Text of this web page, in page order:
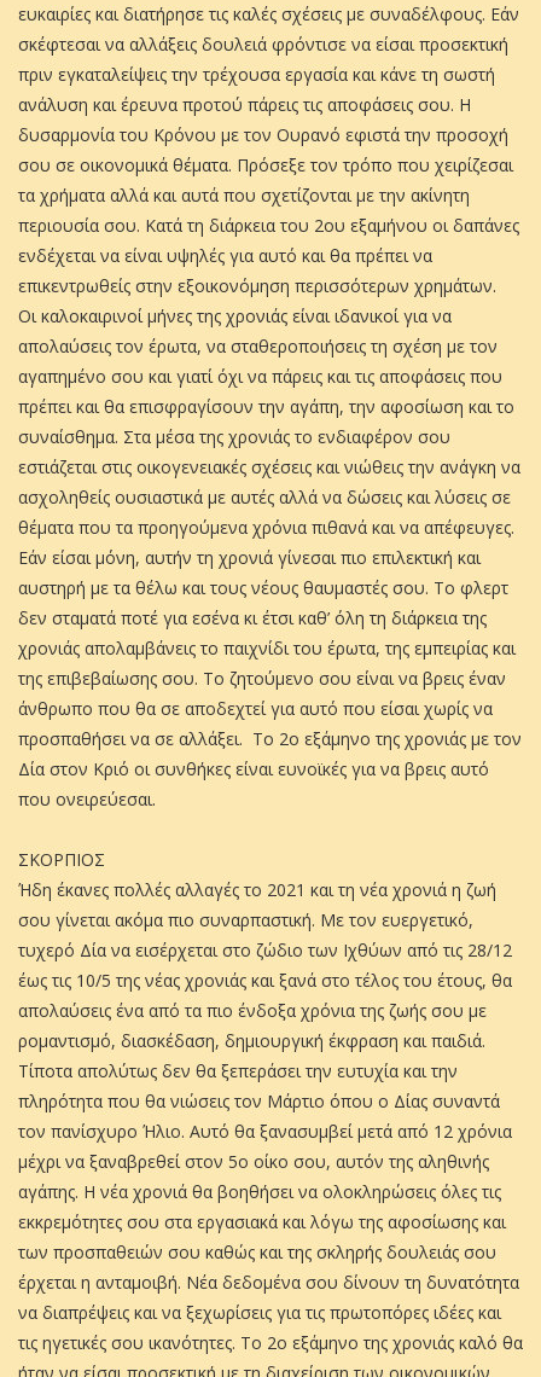
ευκαιρίες και διατήρησε τις καλές σχέσεις με συναδέλφους. Εάν
σκέφτεσαι να αλλάξεις δουλειά φρόντισε να είσαι προσεκτική
πριν εγκαταλείψεις την τρέχουσα εργασία και κάνε τη σωστή
ανάλυση και έρευνα προτού πάρεις τις αποφάσεις σου. Η
δυσαρμονία του Κρόνου με τον Ουρανό εφιστά την προσοχή
σου σε οικονομικά θέματα. Πρόσεξε τον τρόπο που χειρίζεσαι
τα χρήματα αλλά και αυτά που σχετίζονται με την ακίνητη
περιουσία σου. Κατά τη διάρκεια του 2ου εξαμήνου οι δαπάνες
ενδέχεται να είναι υψηλές για αυτό και θα πρέπει να
επικεντρωθείς στην εξοικονόμηση περισσότερων χρημάτων.
Οι καλοκαιρινοί μήνες της χρονιάς είναι ιδανικοί για να
απολαύσεις τον έρωτα, να σταθεροποιήσεις τη σχέση με τον
αγαπημένο σου και γιατί όχι να πάρεις και τις αποφάσεις που
πρέπει και θα επισφραγίσουν την αγάπη, την αφοσίωση και το
συναίσθημα. Στα μέσα της χρονιάς το ενδιαφέρον σου
εστιάζεται στις οικογενειακές σχέσεις και νιώθεις την ανάγκη να
ασχοληθείς ουσιαστικά με αυτές αλλά να δώσεις και λύσεις σε
θέματα που τα προηγούμενα χρόνια πιθανά και να απέφευγες.
Εάν είσαι μόνη, αυτήν τη χρονιά γίνεσαι πιο επιλεκτική και
αυστηρή με τα θέλω και τους νέους θαυμαστές σου. Το φλερτ
δεν σταματά ποτέ για εσένα κι έτσι καθ’ όλη τη διάρκεια της
χρονιάς απολαμβάνεις το παιχνίδι του έρωτα, της εμπειρίας και
της επιβεβαίωσης σου. Το ζητούμενο σου είναι να βρεις έναν
άνθρωπο που θα σε αποδεχτεί για αυτό που είσαι χωρίς να
προσπαθήσει να σε αλλάξει. Το 2ο εξάμηνο της χρονιάς με τον
Δία στον Κριό οι συνθήκες είναι ευνοϊκές για να βρεις αυτό
που ονειρεύεσαι.
ΣΚΟΡΠΙΟΣ
Ήδη έκανες πολλές αλλαγές το 2021 και τη νέα χρονιά η ζωή
σου γίνεται ακόμα πιο συναρπαστική. Με τον ευεργετικό,
τυχερό Δία να εισέρχεται στο ζώδιο των Ιχθύων από τις 28/12
έως τις 10/5 της νέας χρονιάς και ξανά στο τέλος του έτους, θα
απολαύσεις ένα από τα πιο ένδοξα χρόνια της ζωής σου με
ρομαντισμό, διασκέδαση, δημιουργική έκφραση και παιδιά.
Τίποτα απολύτως δεν θα ξεπεράσει την ευτυχία και την
πληρότητα που θα νιώσεις τον Μάρτιο όπου ο Δίας συναντά
τον πανίσχυρο Ήλιο. Αυτό θα ξανασυμβεί μετά από 12 χρόνια
μέχρι να ξαναβρεθεί στον 5ο οίκο σου, αυτόν της αληθινής
αγάπης. Η νέα χρονιά θα βοηθήσει να ολοκληρώσεις όλες τις
εκκρεμότητες σου στα εργασιακά και λόγω της αφοσίωσης και
των προσπαθειών σου καθώς και της σκληρής δουλειάς σου
έρχεται η ανταμοιβή. Νέα δεδομένα σου δίνουν τη δυνατότητα
να διαπρέψεις και να ξεχωρίσεις για τις πρωτοπόρες ιδέες και
τις ηγετικές σου ικανότητες. Το 2ο εξάμηνο της χρονιάς καλό θα
ήταν να είσαι προσεκτική με τη διαχείριση των οικονομικών